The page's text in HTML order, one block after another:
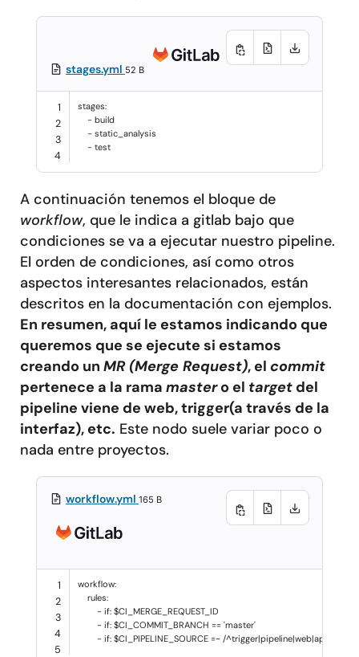
stages.yml 52 B
1
2
3
4
stages:
- build
- static_analysis
- test
A continuación tenemos el bloque de
workflow, que le indica a gitlab bajo que
condiciones se va a ejecutar nuestro pipeline.
El orden de condiciones, así como otros
aspectos interesantes relacionados, están
descritos en la documentación con ejemplos.
En resumen, aquí le estamos indicando que
queremos que se ejecute si estamos
creando un MR (Merge Request), el commit
pertenece a la rama mastero el target del
pipeline viene de web, trigger(a través de la
interfaz), etc. Este nodo suele variar poco o
nada entre proyectos.
workflow.yml 165 B
1
2
3
4
5
workflow:
rules:
- if: $CI_MERGE_REQUEST_ID
- if: $CI_COMMIT_BRANCH == 'master'
- if: $CI_PIPELINE_SOURCE =~ /^trigger|pipeline|web|api$/